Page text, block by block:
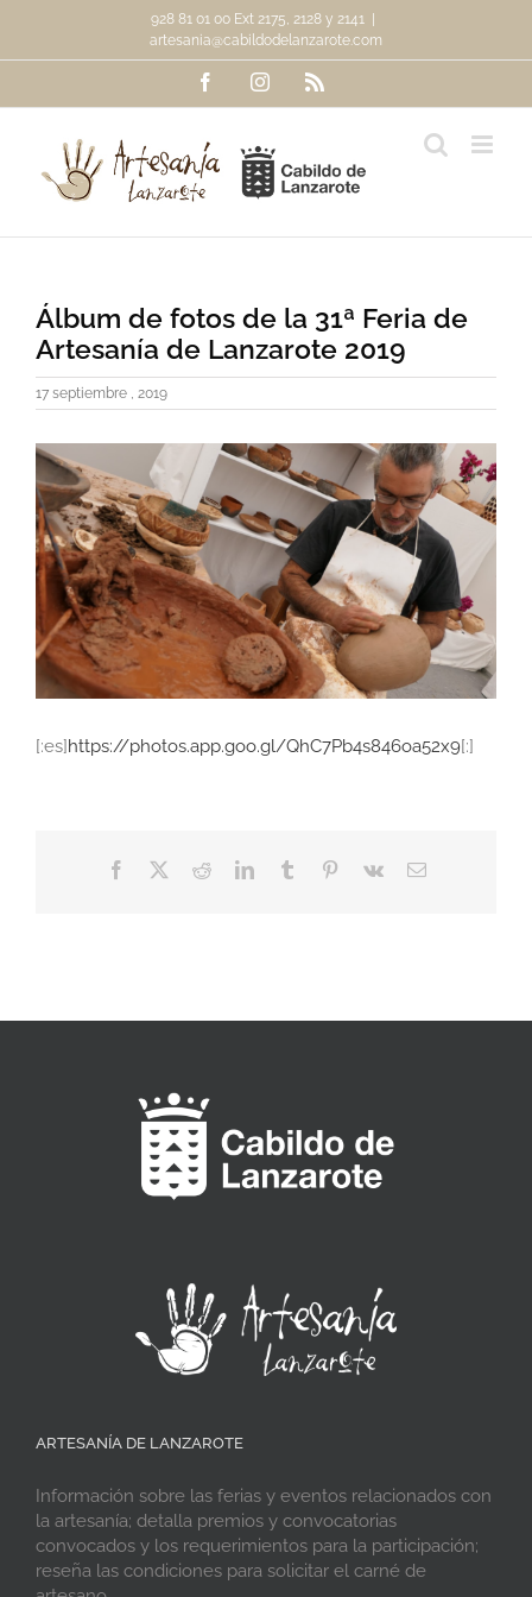
contenido
928 81 01 00 Ext 2175, 2128 y 2141
artesania@cabildodelanzarote.com
FacebookInstagramRss
Álbum de fotos de la 31ª Feria de
Artesanía de Lanzarote 2019
17 septiembre , 2019
Ver
imagen
más
grande
[:es]https://photos.app.goo.gl/QhC7Pb4s846oa52x9[:]
Facebook RedditLinkedInTumblr Pinterest
Vk
Correo
ARTESANÍA DE LANZAROTE
Información sobre las ferias y eventos relacionados con
la artesanía; detalla premios y convocatorias
convocados y los requerimientos para la participación;
reseña las condiciones para solicitar el carné de